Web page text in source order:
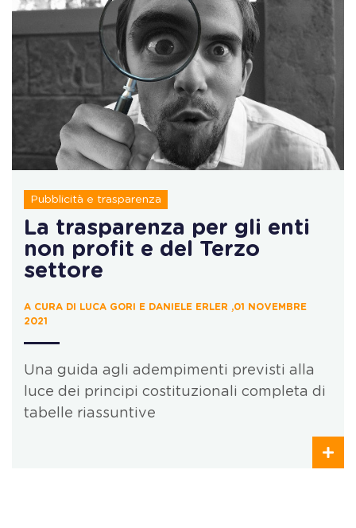
Pubblicità e trasparenza
La trasparenza per gli enti
non profit e del Terzo
settore
A CURA DI LUCA GORI E DANIELE ERLER ,01 NOVEMBRE
2021
Una guida agli adempimenti previsti alla
luce dei principi costituzionali completa di
tabelle riassuntive